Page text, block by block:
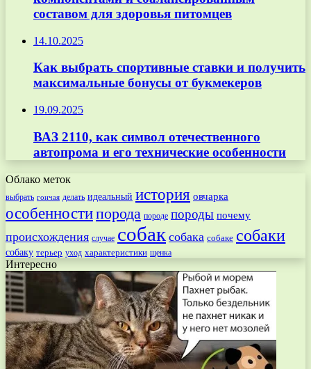
составом для здоровья питомцев
14.10.2025
Как выбрать спортивные ставки и получить
максимальные бонусы от букмекеров
19.09.2025
ВАЗ 2110, как символ отечественного
автопрома и его технические особенности
Облако меток
выбрать гончая делать идеальный история овчарка
особенностипорода породе породы почему
происхождения случае собак собака собаке собаки
собаку терьер уход характеристики щенка
Интересно